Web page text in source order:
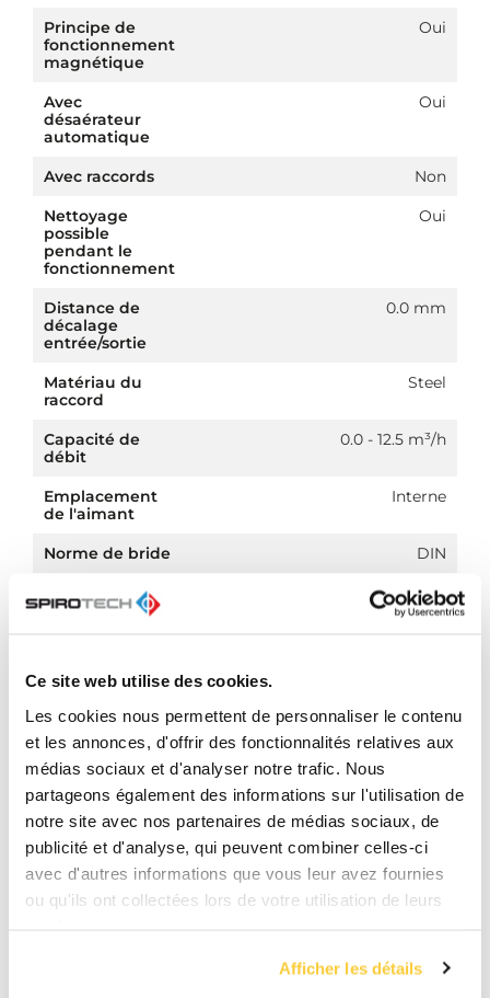
Ce site web utilise des cookies.
Les cookies nous permettent de personnaliser le contenu
et les annonces, d'offrir des fonctionnalités relatives aux
médias sociaux et d'analyser notre trafic. Nous
partageons également des informations sur l'utilisation de
notre site avec nos partenaires de médias sociaux, de
publicité et d'analyse, qui peuvent combiner celles-ci
avec d'autres informations que vous leur avez fournies
ou qu'ils ont collectées lors de votre utilisation de leurs
Afficher les détails
Principe de
fonctionnement
magnétique
Oui
Avec
désaérateur
automatique
Oui
Avec raccords
Non
Nettoyage
possible
pendant le
fonctionnement
Oui
Distance de
décalage
entrée/sortie
0.0 mm
Matériau du
raccord
Steel
Capacité de
débit
0.0 - 12.5 m³/h
Emplacement
de l'aimant
Interne
Norme de bride DIN
Téléchargements
BIM
zip
Manuelle
pdf